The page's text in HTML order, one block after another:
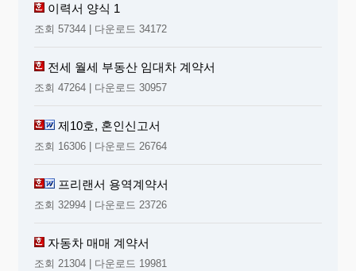
이력서 양식 1
조회 57344 | 다운로드 34172
전세 월세 부동산 임대차 계약서
조회 47264 | 다운로드 30957
제10호, 혼인신고서
조회 16306 | 다운로드 26764
프리랜서 용역계약서
조회 32994 | 다운로드 23726
자동차 매매 계약서
조회 21304 | 다운로드 19981